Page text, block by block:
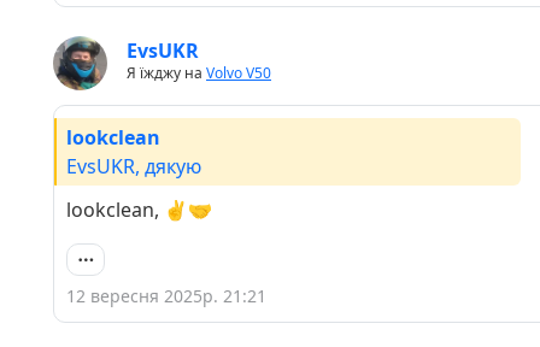
EvsUKR
Я їжджу на Volvo V50
lookclean
EvsUKR, дякую
lookclean, ✌️🤝
12 вересня 2025р. 21:21